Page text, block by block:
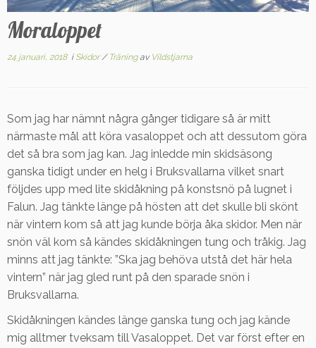
Moraloppet
24 januari, 2018i Skidor/ Träningav Vildstjarna
Som jag har nämnt några gånger tidigare så är mitt
närmaste mål att köra vasaloppet och att dessutom göra
det så bra som jag kan. Jag inledde min skidsäsong
ganska tidigt under en helg i Bruksvallarna vilket snart
följdes upp med lite skidåkning på konstsnö på lugnet i
Falun. Jag tänkte länge på hösten att det skulle bli skönt
när vintern kom så att jag kunde börja åka skidor. Men när
snön väl kom så kändes skidåkningen tung och tråkig. Jag
minns att jag tänkte: ”Ska jag behöva utstå det här hela
vintern” när jag gled runt på den sparade snön i
Bruksvallarna.
Skidåkningen kändes länge ganska tung och jag kände
mig alltmer tveksam till Vasaloppet. Det var först efter en